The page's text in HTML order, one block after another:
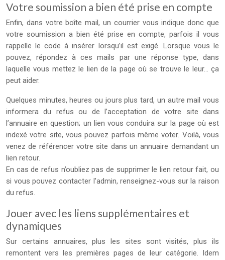
Votre soumission a bien été prise en compte
Enfin, dans votre boîte mail, un courrier vous indique donc que
votre soumission a bien été prise en compte, parfois il vous
rappelle le code à insérer lorsqu’il est exigé. Lorsque vous le
pouvez, répondez à ces mails par une réponse type, dans
laquelle vous mettez le lien de la page où se trouve le leur… ça
peut aider.
Quelques minutes, heures ou jours plus tard, un autre mail vous
informera du refus ou de l’acceptation de votre site dans
l’annuaire en question; un lien vous conduira sur la page où est
indexé votre site, vous pouvez parfois même voter. Voilà, vous
venez de référencer votre site dans un annuaire demandant un
lien retour.
En cas de refus n’oubliez pas de supprimer le lien retour fait, ou
si vous pouvez contacter l’admin, renseignez-vous sur la raison
du refus.
Jouer avec les liens supplémentaires et
dynamiques
Sur certains annuaires, plus les sites sont visités, plus ils
remontent vers les premières pages de leur catégorie. Idem